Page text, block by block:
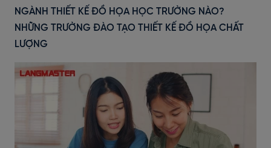
NGÀNH THIẾT KẾ ĐỒ HỌA HỌC TRƯỜNG NÀO?
NHỮNG TRƯỜNG ĐÀO TẠO THIẾT KẾ ĐỒ HỌA CHẤT
LƯỢNG